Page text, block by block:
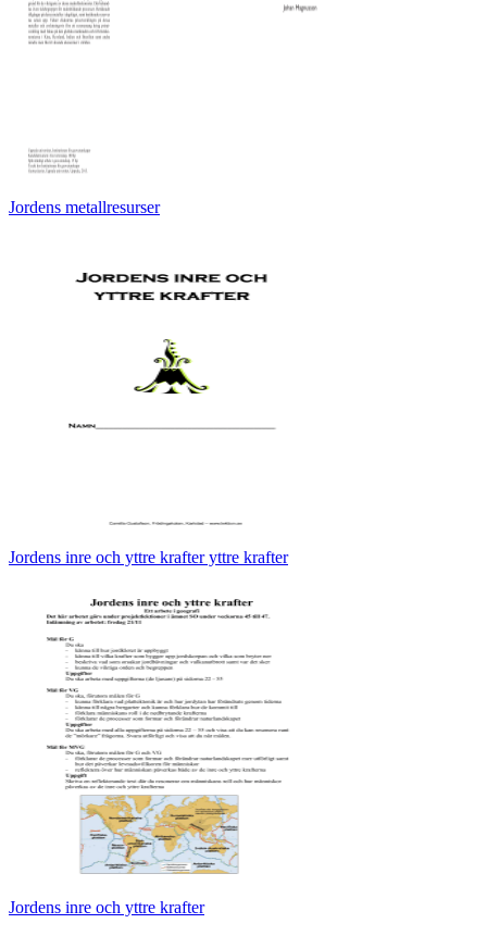
Jordens metallresurser
Jordens inre och yttre krafter yttre krafter
Jordens inre och yttre krafter